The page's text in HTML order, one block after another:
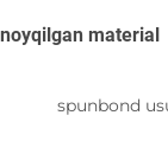
noyqilgan material
spunbond